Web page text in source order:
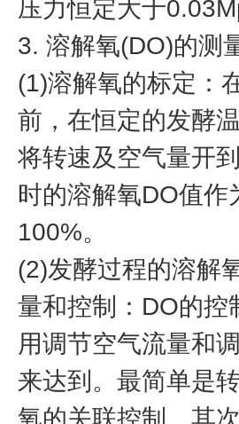
压力恒定大于
3. 溶解氧(DO)的测
(1)溶解氧的标定：
前，在恒定的发酵
将转速及空气量开
时的溶解氧DO值作
100%。
(2)发酵过程的溶解
量和控制：DO的控
用调节空气流量和
来达到。最简单是
氧的关联控制。其